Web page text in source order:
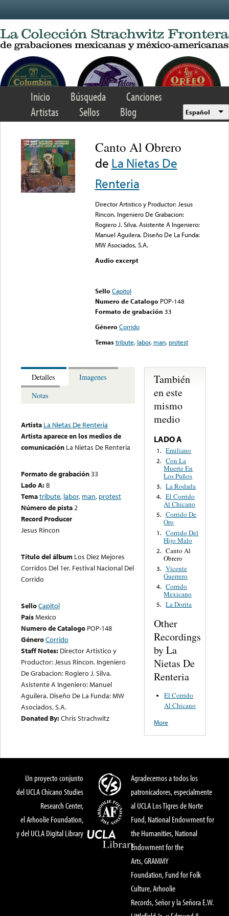
Inicio Búsqueda
Canciones
Artistas
Sellos Blog Español
Canto Al Obrero
de La Nietas De
Renteria
Director Artistico y Productor: Jesus
Rincon. Ingeniero De Grabacion:
Rogiero J. Silva. Asistente A Ingeniero:
Manuel Aguilera. Diseño De La Funda:
MW Asociados, S.A.
Audio excerpt
Sello Capitol
Numero de Catalogo POP-148
Formato de grabación 33
Género Corrido
Temas tribute, labor, man, protest
Detalles
Imagenes
Notas
Artista La Nietas De Renteria
Artista aparece en los medios de
comunicación La Nietas De Renteria
Formato de grabación33
Lado A: B
Tematribute, labor, man, protest
Número de pista2
Record Producer
Jesus Rincon
Título del álbum Los Diez Mejores
Corridos Del 1er. Festival Nacional Del
Corrido
SelloCapitol
PaísMexico
Numero de Catalogo POP-148
GéneroCorrido
Staff Notes: Director Artistico y
Productor: Jesus Rincon. Ingeniero
De Grabacion: Rogiero J. Silva.
Asistente A Ingeniero: Manuel
Aguilera. Diseño De La Funda: MW
Asociados, S.A.
Donated By:Chris Strachwitz
También
en este
mismo
medio
LADO A
1. Emiliano
2. Con La
Muerte En
Los Puños
3. La Rodada
4. El Corrido
Al Chicano
5. Corrido De
Oro
1. Corrido Del
Hijo Malo
2. Canto Al
Obrero
3. Vicente
Guerrero
4. Corrido
Mexicano
5. La Dorita
Other
Recordings
by La
Nietas De
Renteria
El Corrido
Al Chicano
More
Un proyecto conjunto
del UCLA Chicano Studies
Research Center,
el Arhoolie Foundation,
y del UCLA Digital Library
Agradecemos a todos los
patronicadores, especialmente
al UCLA Los Tigres de Norte
Fund, National Endowment for
the Humanities, National
Endowment for the
Arts, GRAMMY
Foundation, Fund for Folk
Culture, Arhoolie
Records, Señor y la Señora E.W.